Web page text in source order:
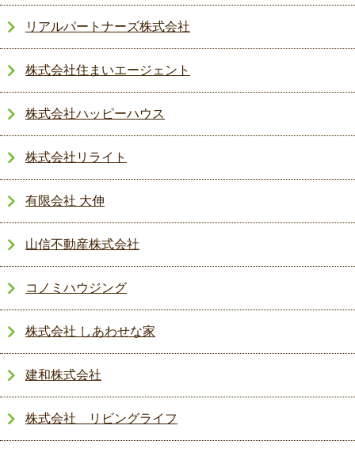
リアルパートナーズ株式会社
株式会社住まいエージェント
株式会社ハッピーハウス
株式会社リライト
有限会社 大伸
山信不動産株式会社
コノミハウジング
株式会社 しあわせな家
建和株式会社
株式会社 リビングライフ